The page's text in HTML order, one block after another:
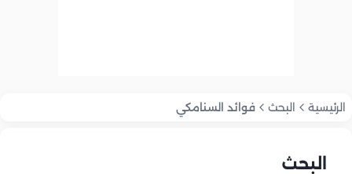
الرئيسية البحث فوائد السنامكي
البحث